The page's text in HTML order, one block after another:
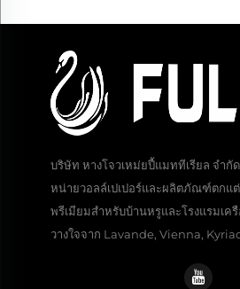
บริษัท หางโจวเหม่ยปี้แมททีเรียล จำกั
หน่ายวอลล์เปเปอร์และผลิตภัณฑ์ตกแ
พรีเมียมสำหรับบ้านหรูและโรงแรมเค
วางใจจาก Lavande, Vienna,